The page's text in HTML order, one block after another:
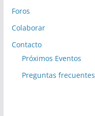
Foros
Colaborar
Contacto
Próximos Eventos
Preguntas frecuentes